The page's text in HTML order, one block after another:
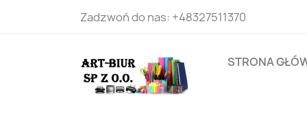
Zadzwoń do nas: +48327511370
STRONA